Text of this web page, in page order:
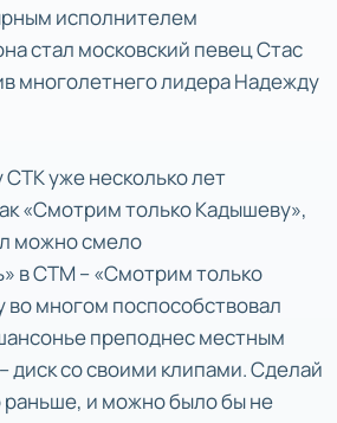
исполнителем
стал московский певец Стас
многолетнего лидера Надежду
СТК уже несколько лет
«Смотрим только Кадышеву»,
можно смело
в СТМ – «Смотрим только
многом поспособствовал
преподнес местным
диск со своими клипами. Сделай
и можно было бы не